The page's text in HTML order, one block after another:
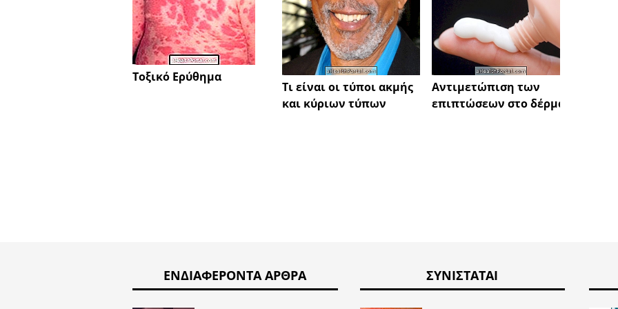
Τοξικό Ερύθημα
Τι είναι οι τύποι ακμής
και κύριων τύπων
Αντιμετώπιση των
επιπτώσεων στο δέρμα
ΕΝΔΙΑΦΈΡΟΝΤΑ ΆΡΘΡΑ ΣΥΝΙΣΤΆΤΑΙ